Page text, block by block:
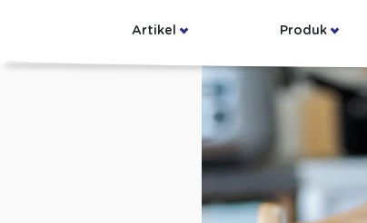
Artikel Produk